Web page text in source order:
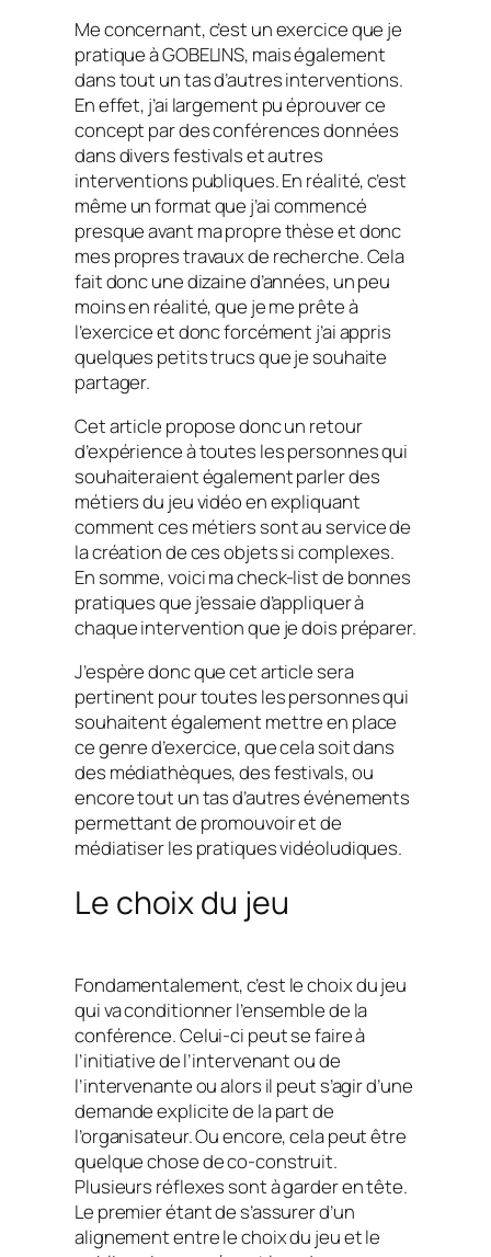
Me concernant, c’est un exercice que je
pratique à GOBELINS, mais également
dans tout un tas d’autres interventions.
En effet, j’ai largement pu éprouver ce
concept par des conférences données
dans divers festivals et autres
interventions publiques. En réalité, c’est
même un format que j’ai commencé
presque avant ma propre thèse et donc
mes propres travaux de recherche. Cela
fait donc une dizaine d’années, un peu
moins en réalité, que je me prête à
l’exercice et donc forcément j’ai appris
quelques petits trucs que je souhaite
partager.
Cet article propose donc un retour
d’expérience à toutes les personnes qui
souhaiteraient également parler des
métiers du jeu vidéo en expliquant
comment ces métiers sont au service de
la création de ces objets si complexes.
En somme, voici ma check-list de bonnes
pratiques que j’essaie d’appliquer à
chaque intervention que je dois préparer.
J’espère donc que cet article sera
pertinent pour toutes les personnes qui
souhaitent également mettre en place
ce genre d’exercice, que cela soit dans
des médiathèques, des festivals, ou
encore tout un tas d’autres événements
permettant de promouvoir et de
médiatiser les pratiques vidéoludiques.
Le choix du jeu
Fondamentalement, c’est le choix du jeu
qui va conditionner l’ensemble de la
conférence. Celui-ci peut se faire à
l’initiative de l’intervenant ou de
l’intervenante ou alors il peut s’agir d’une
demande explicite de la part de
l’organisateur. Ou encore, cela peut être
quelque chose de co-construit.
Plusieurs réflexes sont à garder en tête.
Le premier étant de s’assurer d’un
alignement entre le choix du jeu et le